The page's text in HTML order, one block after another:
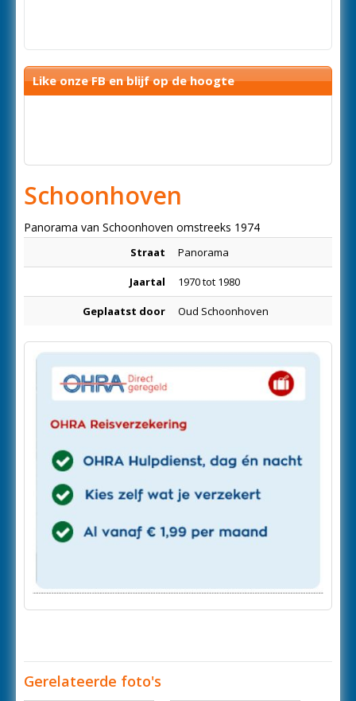
Like onze FB en blijf op de hoogte
Schoonhoven
Panorama van Schoonhoven omstreeks 1974
Straat Panorama
Jaartal 1970 tot 1980
Geplaatst door Oud Schoonhoven
Gerelateerde foto's